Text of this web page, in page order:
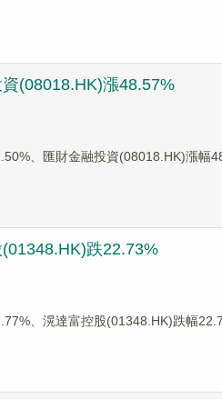
(08018.HK)漲48.57%
、匯財金融投資(08018.HK)漲幅
跌22.73%
、滉達富控股(01348.HK)跌幅